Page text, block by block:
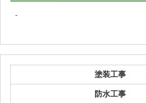
-
塗装工事
防水工事